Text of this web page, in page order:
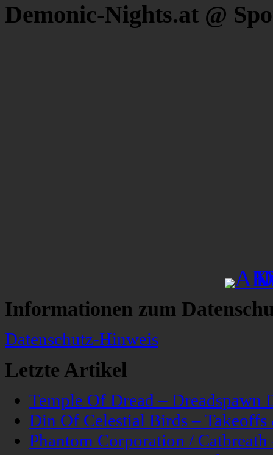
Demonic-Nights.at @
Informationen zum
Datenschutz-Hinweis
Letzte Artikel
Temple Of Dread – Dreadspawn
Din Of Celestial Birds –
Phantom Corporation /